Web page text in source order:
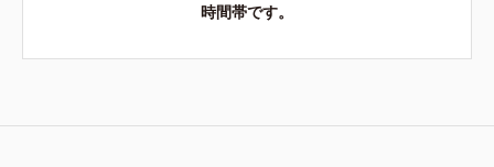
時間帯です。